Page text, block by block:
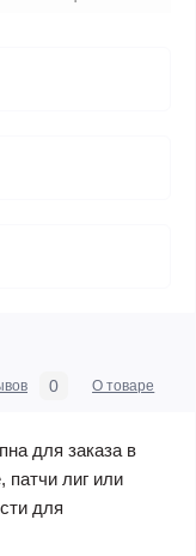
0 О товаре
для заказа в
патчи лиг или
для